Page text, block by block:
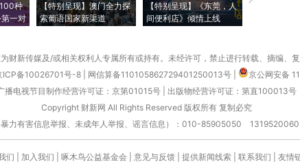
种
第一对
【特别呈现】澳门全力探
索葡语国家新渠道
【特别呈现】《东莞，人
间便利店》倾情上线
财新传媒及/或相关权利人专属所有或持有。未经许可，禁止进行转载、摘编、
ICP备10026701号-8 网信算备110105862729401250013号
京公网安备
播电视节目制作经营许可证：京第01015号| 出版物经营许可证：第直100013号
Copyright 财新网 All Rights Reserved 版权所有 复制必究
暴力有害信息举报、未成年人举报、谣言信息）：010-85905050
们 加入我们 啄木鸟公益基金会 意见与反馈 提供新闻线索 联系我们 友情